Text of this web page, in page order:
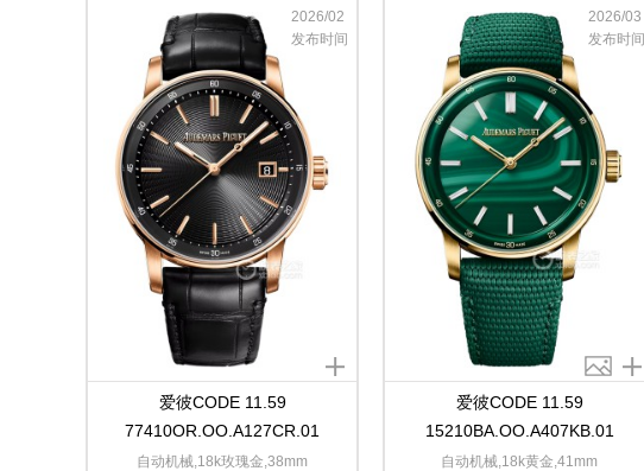
2026/02
发布时间
爱彼CODE 11.59
77410OR.OO.A127CR.01
自动机械,18k玫瑰金,38mm
2026/03
发布时间
爱彼CODE 11.59
15210BA.OO.A407KB.01
自动机械,18k黄金,41mm